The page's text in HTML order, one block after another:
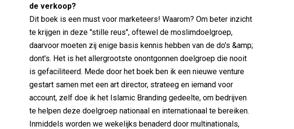
de verkoop?
Dit boek is een must voor marketeers! Waarom? Om beter inzicht
te krijgen in deze "stille reus", oftewel de moslimdoelgroep,
daarvoor moeten zij enige basis kennis hebben van de do's &amp;
dont's. Het is het allergrootste onontgonnen doelgroep die nooit
is gefaciliteerd. Mede door het boek ben ik een nieuwe venture
gestart samen met een art director, strateeg en iemand voor
account, zelf doe ik het Islamic Branding gedeelte, om bedrijven
te helpen deze doelgroep nationaal en internationaal te bereiken.
Inmiddels worden we wekelijks benaderd door multinationals,